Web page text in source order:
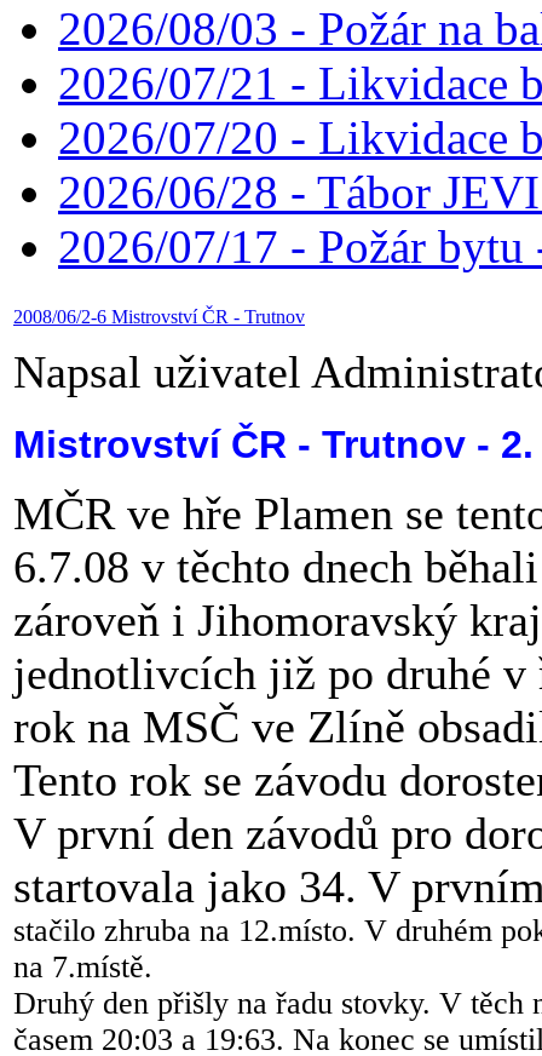
2026/08/03 - Požár na
2026/07/21 - Likvidace
2026/07/20 - Likvidace
2026/06/28 - Tábor
2026/07/17 - Požár
2008/06/2-6 Mistrovství ČR - Trutnov
Napsal uživatel
Mistrovství ČR - Trutnov - 2.
MČR ve hře Plamen se
6.7.08 v těchto dnech
zároveň i Jihomoravský
jednotlivcích již po druhé
rok na MSČ ve Zlíně
Tento rok se závodu
V první den závodů pro
startovala jako 34. V
stačilo zhruba na 12.místo. V druhém
na 7.místě.
Druhý den přišly na řadu stovky. V těch
časem 20:03 a 19:63. Na konec se